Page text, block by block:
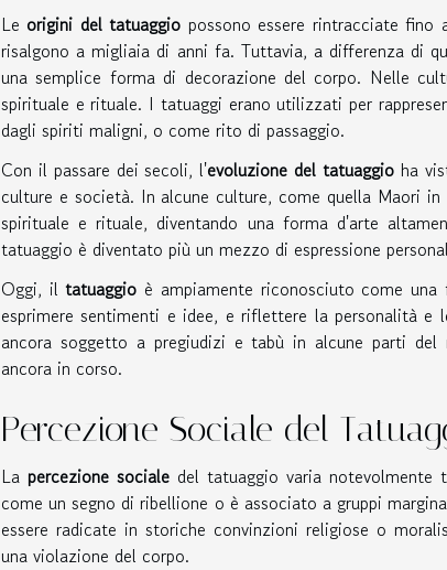
Le origini del tatuaggio possono essere rintracciate
risalgono a migliaia di anni fa. Tuttavia, a differenza di
una semplice forma di decorazione del corpo. Nelle
spirituale e rituale. I tatuaggi erano utilizzati per
dagli spiriti maligni, o come rito di passaggio.
Con il passare dei secoli, l'evoluzione del tatuaggioha
culture e società. In alcune culture, come quella Maori
spirituale e rituale, diventando una forma d'arte
tatuaggio è diventato più un mezzo di espressione
Oggi, iltatuaggio è ampiamente riconosciuto come
esprimere sentimenti e idee, e riflettere la personalità
ancora soggetto a pregiudizi e tabù in alcune parti
ancora in corso.
Percezione Sociale del
La percezione sociale del tatuaggio varia
come un segno di ribellione o è associato a gruppi
essere radicate in storiche convinzioni religiose o
una violazione del corpo.